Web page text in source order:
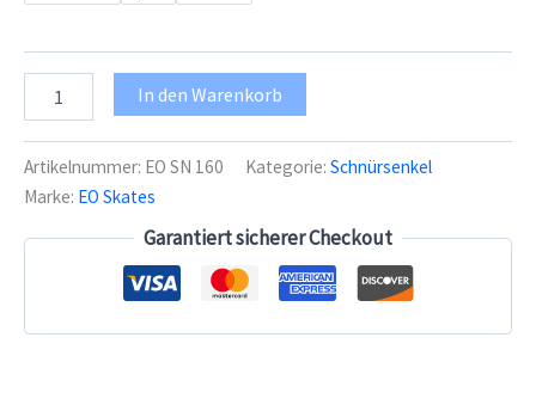
Schnürsenkel
cm
Menge
In den Warenkorb
Artikelnummer: EO SN 160 Kategorie: Schnürsenkel
Marke: EO Skates
Garantiert sicherer Checkout